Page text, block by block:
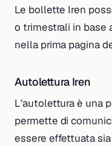
Le bollette Iren
o trimestrali in base
nella prima pagina
Autolettura Iren
L’autolettura è una
permette di
essere effettuata